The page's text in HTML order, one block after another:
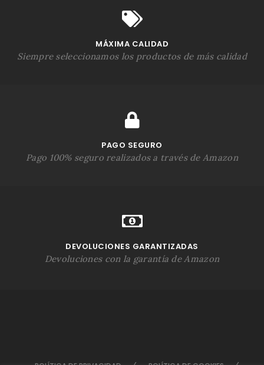
MÁXIMA CALIDAD
Siempre seleccionamos los productos de más calidad
PAGO SEGURO
Pago 100% seguro realizados a través de Amazon
DEVOLUCIONES GARANTIZADAS
Devoluciones con la garantía de Amazon